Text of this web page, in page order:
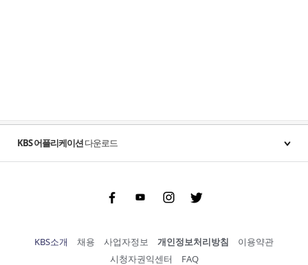
KBS 어플리케이션다운로드
FacebookYoutubeInstgram Twitter
KBS소개 채용 사업자정보 개인정보처리방침
이용약관
시청자권익센터
FAQ